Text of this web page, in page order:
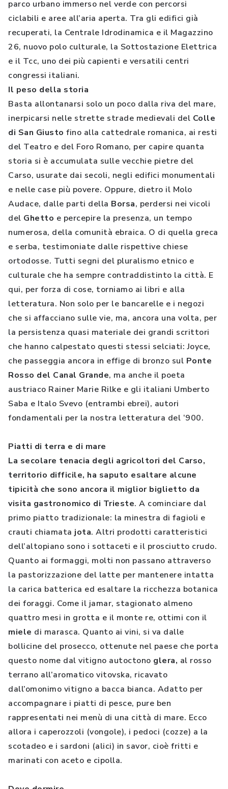
parco urbano immerso nel verde con percorsi
ciclabili e aree all’aria aperta. Tra gli edifici già
recuperati, la Centrale Idrodinamica e il Magazzino
26, nuovo polo culturale, la Sottostazione Elettrica
e il Tcc, uno dei più capienti e versatili centri
congressi italiani.
Il peso della storia
Basta allontanarsi solo un poco dalla riva del mare,
inerpicarsi nelle strette strade medievali del Colle
di San Giusto fino alla cattedrale romanica, ai resti
del Teatro e del Foro Romano, per capire quanta
storia si è accumulata sulle vecchie pietre del
Carso, usurate dai secoli, negli edifici monumentali
e nelle case più povere. Oppure, dietro il Molo
Audace, dalle parti della Borsa, perdersi nei vicoli
del Ghetto e percepire la presenza, un tempo
numerosa, della comunità ebraica. O di quella greca
e serba, testimoniate dalle rispettive chiese
ortodosse. Tutti segni del pluralismo etnico e
culturale che ha sempre contraddistinto la città. E
qui, per forza di cose, torniamo ai libri e alla
letteratura. Non solo per le bancarelle e i negozi
che si affacciano sulle vie, ma, ancora una volta, per
la persistenza quasi materiale dei grandi scrittori
che hanno calpestato questi stessi selciati: Joyce,
che passeggia ancora in effige di bronzo sul Ponte
Rosso del Canal Grande, ma anche il poeta
austriaco Rainer Marie Rilke e gli italiani Umberto
Saba e Italo Svevo (entrambi ebrei), autori
fondamentali per la nostra letteratura del ‘900.
Piatti di terra e di mare
La secolare tenacia degli agricoltori del Carso,
territorio difficile, ha saputo esaltare alcune
tipicità che sono ancora il miglior biglietto da
visita gastronomico di Trieste. A cominciare dal
primo piatto tradizionale: la minestra di fagioli e
crauti chiamata jota. Altri prodotti caratteristici
dell’altopiano sono i sottaceti e il prosciutto crudo.
Quanto ai formaggi, molti non passano attraverso
la pastorizzazione del latte per mantenere intatta
la carica batterica ed esaltare la ricchezza botanica
dei foraggi. Come il jamar, stagionato almeno
quattro mesi in grotta e il monte re, ottimi con il
miele di marasca. Quanto ai vini, si va dalle
bollicine del prosecco, ottenute nel paese che porta
questo nome dal vitigno autoctono glera, al rosso
terrano all’aromatico vitovska, ricavato
dall’omonimo vitigno a bacca bianca. Adatto per
accompagnare i piatti di pesce, pure ben
rappresentati nei menù di una città di mare. Ecco
allora i caperozzoli (vongole), i pedoci (cozze) a la
scotadeo e i sardoni (alici) in savor, cioè fritti e
marinati con aceto e cipolla.